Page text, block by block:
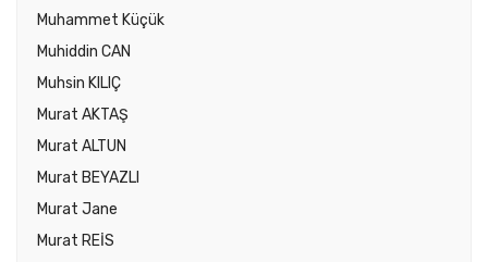
Muhammet Küçük
Muhiddin CAN
Muhsin KILIÇ
Murat AKTAŞ
Murat ALTUN
Murat BEYAZLI
Murat Jane
Murat REİS